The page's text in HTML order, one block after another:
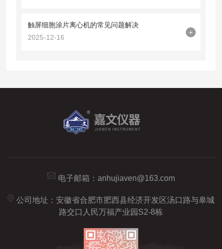
触屏细胞涂片离心机的常见问题解决
2025-12-16
+
电子邮箱： anhujiaven@163.com
公司地址：安徽省合肥市肥西县经济开发区汤口路与皋城
路交口人民万福产业园S2-8栋